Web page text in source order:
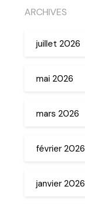
ARCHIVES
juillet 2026
mai 2026
mars 2026
février 2026
janvier 2026